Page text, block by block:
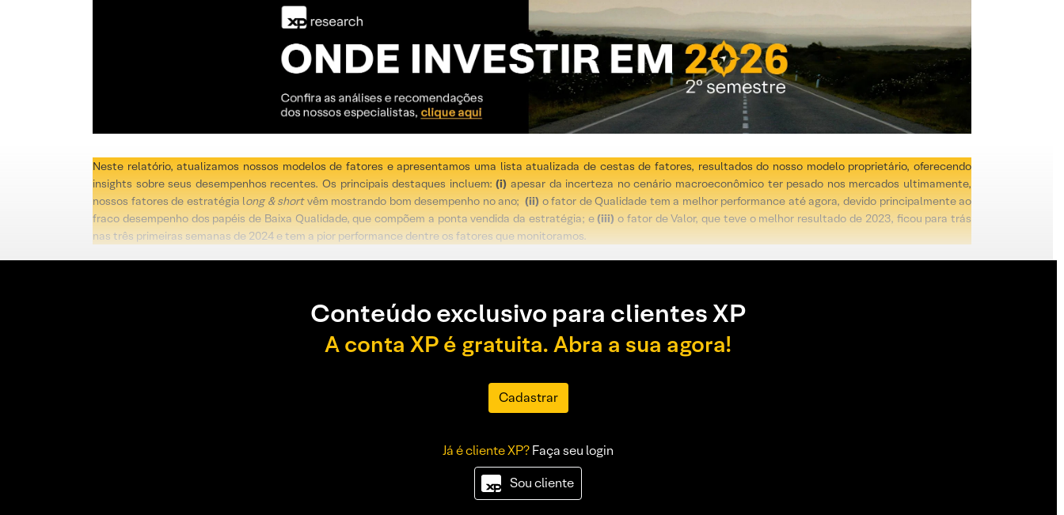
Neste relatório, atualizamos nossos modelos de fatores e apresentamos uma lista atualizada de cestas de fatores, resultados do nosso modelo proprietário, oferecendo
insights sobre seus desempenhos recentes. Os principais destaques incluem:(i)apesar da incerteza no cenário macroeconômico ter pesado nos mercados ultimamente,
nossos fatores de estratégia long & shortvêm mostrando bom desempenho no ano;(ii) o fator de Qualidade tem a melhor performance até agora, devido principalmente ao
fraco desempenho dos papéis de Baixa Qualidade, que compõem a ponta vendida da estratégia; e(iii)o fator de Valor, que teve o melhor resultado de 2023, ficou para trás
nas três primeiras semanas de 2024 e tem a pior performance dentre os fatores que monitoramos.
Conteúdo exclusivo para clientes XP
A conta XP é gratuita. Abra a sua agora!
Cadastrar
Já é cliente XP?Faça seu login
Sou cliente